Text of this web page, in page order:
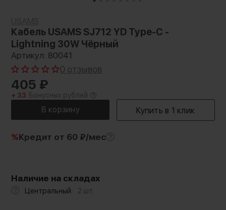
Кабель USAMS SJ712 YD Type-C -
Lightning 30W Чёрный
Артикул: 80041
0 отзывов
405 ₽
+ 33 Бонусных рублей
%Кредит от 60 ₽/мес
Наличие на складах
Центральный: 2 шт.